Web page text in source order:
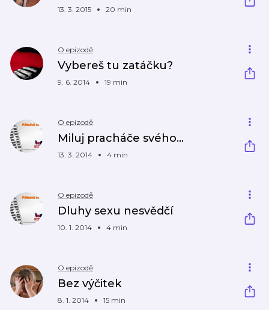
13. 3. 2015 20 min
O epizodě
Vybereš tu zatáčku?
9. 6. 2014 19 min
O epizodě
Miluj pracháče svého...
13. 3. 2014 4 min
O epizodě
Dluhy sexu nesvědčí
10. 1. 2014 4 min
O epizodě
Bez výčitek
8. 1. 2014 15 min